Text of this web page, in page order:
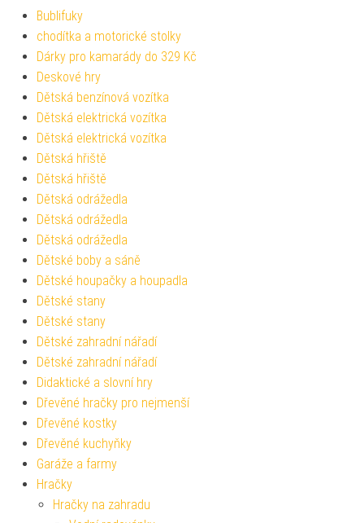
Bublifuky
chodítka a motorické stolky
Dárky pro kamarády do 329 Kč
Deskové hry
Dětská benzínová vozítka
Dětská elektrická vozítka
Dětská elektrická vozítka
Dětská hřiště
Dětská hřiště
Dětská odrážedla
Dětská odrážedla
Dětská odrážedla
Dětské boby a sáně
Dětské houpačky a houpadla
Dětské stany
Dětské stany
Dětské zahradní nářadí
Dětské zahradní nářadí
Didaktické a slovní hry
Dřevěné hračky pro nejmenší
Dřevěné kostky
Dřevěné kuchyňky
Garáže a farmy
Hračky
Hračky na zahradu